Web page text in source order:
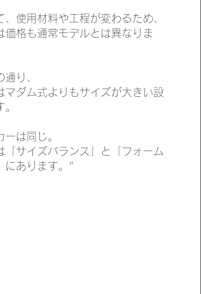
、使用材料や工程が変わるため、
価格も通常モデルとは異なりま
通り、
マダム式よりもサイズが大きい設
ーは同じ。
「サイズバランス」と「フォーム
にあります。"